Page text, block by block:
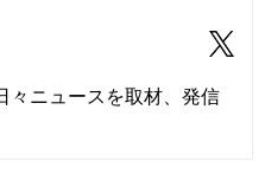
々ニュースを取材、発信